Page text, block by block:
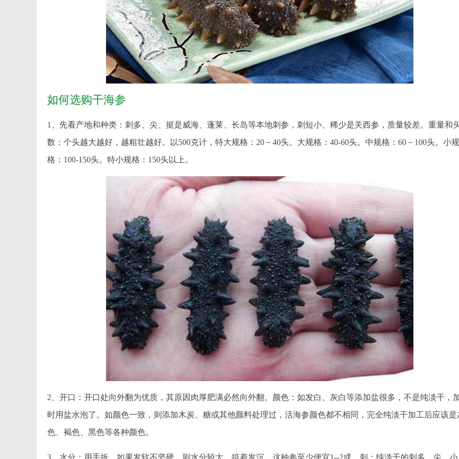
如何选购干海参
1、先看产地和种类：刺多、尖、挺是威海、蓬莱、长岛等本地刺参，刺短小、稀少是关西参，质量较差。重量和
数：个头越大越好，越粗壮越好。以500克计，特大规格：20－40头。大规格：40-60头。中规格：60－100头。小规
格：100-150头。特小规格：150头以上。
2、开口：开口处向外翻为优质，其原因肉厚肥满必然向外翻。颜色：如发白、灰白等添加盐很多，不是纯淡干，
时用盐水泡了。如颜色一致，则添加木炭、糖或其他颜料处理过，活海参颜色都不相同，完全纯淡干加工后应该是
色、褐色、黑色等各种颜色。
3、水分：用手扳，如果发软不坚硬，则水分较大，掂着发沉。这种参至少便宜1--2成。刺：纯淡干的刺多、尖、